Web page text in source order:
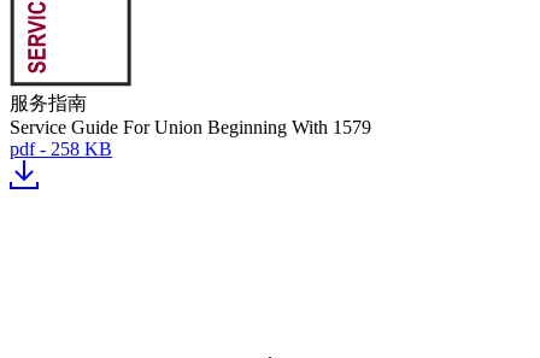
服务指南
Service Guide For Union Beginning With 1579
pdf - 258 KB